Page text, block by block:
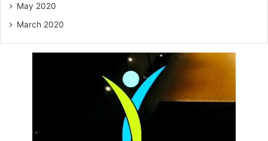
May 2020
March 2020